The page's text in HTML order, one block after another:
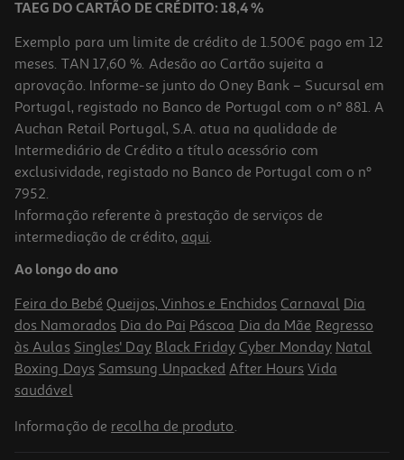
Promoção
-16%
Bebida Pleno Açai Rooibosmirtilo 4x1.5l(sdr)
1.06 €/Lt
6,36 €
+0,40 € Depósito
TAEG DO CARTÃO DE CRÉDITO: 18,4 %
Exemplo para um limite de crédito de 1.500€ pago em 12
meses. TAN 17,60 %. Adesão ao Cartão sujeita a
aprovação. Informe-se junto do Oney Bank – Sucursal em
Portugal, registado no Banco de Portugal com o nº 881. A
Auchan Retail Portugal, S.A. atua na qualidade de
Intermediário de Crédito a título acessório com
exclusividade, registado no Banco de Portugal com o nº
7952.
Informação referente à prestação de serviços de
intermediação de crédito, aqui.
Ao longo do ano
Feira do Bebé Queijos, Vinhos e Enchidos Carnaval Dia
dos Namorados Dia do Pai Páscoa Dia da Mãe Regresso
às Aulas Singles' Day Black Friday Cyber Monday Natal
Boxing Days Samsung Unpacked After Hours Vida
saudável
Informação de recolha de produto.